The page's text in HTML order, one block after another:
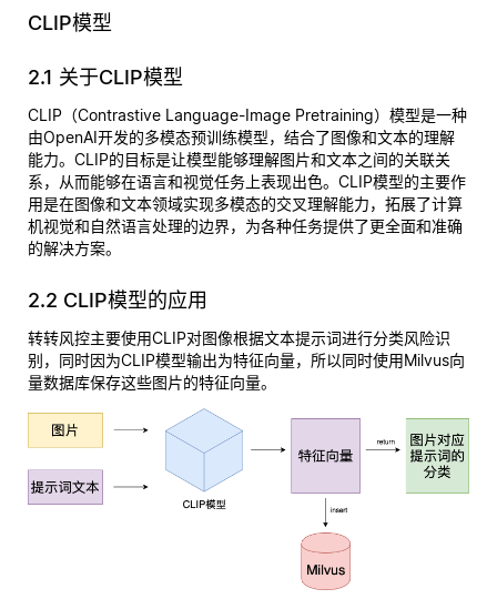
CLIP模型
2.1 关于CLIP模型
CLIP（Contrastive Language-Image Pretraining）模型是一种
由OpenAI开发的多模态预训练模型，结合了图像和文本的理解
能力。CLIP的目标是让模型能够理解图片和文本之间的关联关
系，从而能够在语言和视觉任务上表现出色。CLIP模型的主要作
用是在图像和文本领域实现多模态的交叉理解能力，拓展了计算
机视觉和自然语言处理的边界，为各种任务提供了更全面和准确
的解决方案。
2.2 CLIP模型的应用
转转风控主要使用CLIP对图像根据文本提示词进行分类风险识
别，同时因为CLIP模型输出为特征向量，所以同时使用Milvus向
量数据库保存这些图片的特征向量。